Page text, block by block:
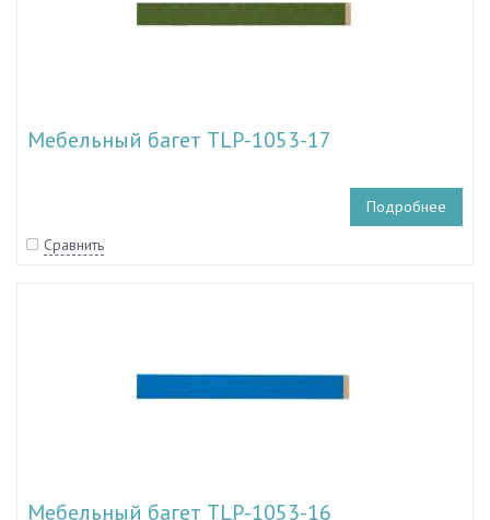
Мебельный багет TLP-1053-17
Подробнее
Сравнить
Мебельный багет TLP-1053-16